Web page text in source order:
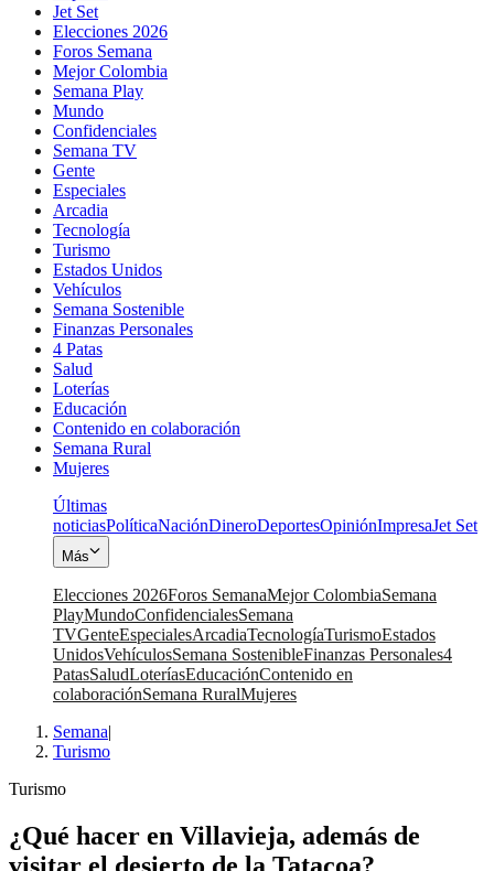
Jet Set
Elecciones 2026
Foros Semana
Mejor Colombia
Semana Play
Mundo
Confidenciales
Semana TV
Gente
Especiales
Arcadia
Tecnología
Turismo
Estados Unidos
Vehículos
Semana Sostenible
Finanzas Personales
4 Patas
Salud
Loterías
Educación
Contenido en colaboración
Semana Rural
Mujeres
Últimas
noticiasPolíticaNaciónDineroDeportesOpiniónImpresaJet Set
Más
Elecciones 2026Foros SemanaMejor ColombiaSemana
PlayMundoConfidencialesSemana
TVGenteEspecialesArcadiaTecnologíaTurismoEstados
UnidosVehículosSemana SostenibleFinanzas Personales4
PatasSaludLoteríasEducaciónContenido en
colaboraciónSemana RuralMujeres
Semana|
Turismo
Turismo
¿Qué hacer en Villavieja, además de
visitar el desierto de la Tatacoa?